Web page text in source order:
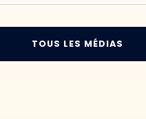
TOUS LES MÉDIAS